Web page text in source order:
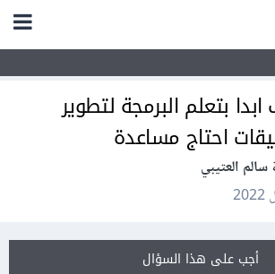
بتعلم البرمجة لتطوير
احتاج مساعدة
العتيبي
أجب على هذا السؤال